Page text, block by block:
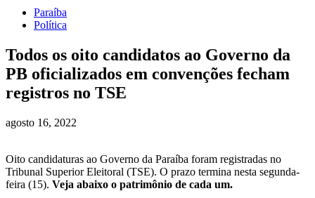
Paraíba
Política
Todos os oito candidatos ao Governo da
PB oficializados em convenções fecham
registros no TSE
agosto 16, 2022
Oito candidaturas ao Governo da Paraíba foram registradas no
Tribunal Superior Eleitoral (TSE). O prazo termina nesta segunda-
feira (15). Veja abaixo o patrimônio de cada um.